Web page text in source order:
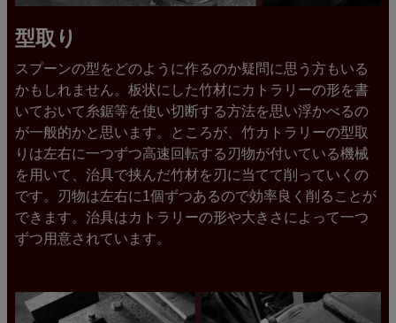
型取り
スプーンの型をどのように作るのか疑問に思う方もいる
かもしれません。板状にした竹材にカトラリーの形を書
いておいて糸鋸等を使い切断する方法を思い浮かべるの
が一般的かと思います。ところが、竹カトラリーの型取
りは左右に一つずつ高速回転する刃物が付いている機械
を用いて、治具で挟んだ竹材を刃に当てて削っていくの
です。刃物は左右に1個ずつあるので効率良く削ることが
できます。治具はカトラリーの形や大きさによって一つ
ずつ用意されています。